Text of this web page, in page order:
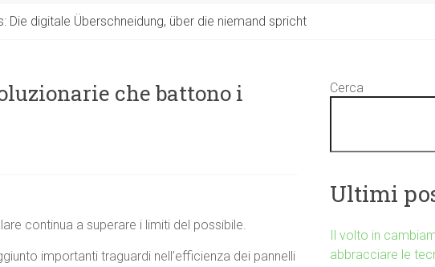
Die digitale Überschneidung, über die niemand spricht
che battono i
continua a superare i limiti del possibile.
importanti traguardi nell’efficienza dei pannelli
Cerca
Ultimi
Il volto in
abbracciare le